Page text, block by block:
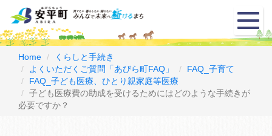
メ
ニ
ュ
Home
くらしと手続き
よくいただくご質問「あびら町FAQ」
FAQ_子育て
FAQ_子ども医療、ひとり親家庭等医療
子ども医療費の助成を受けるためにはどのような手続きが
必要ですか？